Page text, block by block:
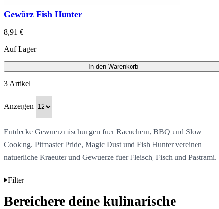
Entdecke Gewuerzmischungen fuer Raeuchern, BBQ und Slow
Cooking. Pitmaster Pride, Magic Dust und Fish Hunter vereinen
natuerliche Kraeuter und Gewuerze fuer Fleisch, Fisch und Pastrami.
Filter
Gewürz Fish Hunter
8,91 €
Auf Lager
In den Warenkorb
3 Artikel
Anzeigen
Bereichere deine kulinarische